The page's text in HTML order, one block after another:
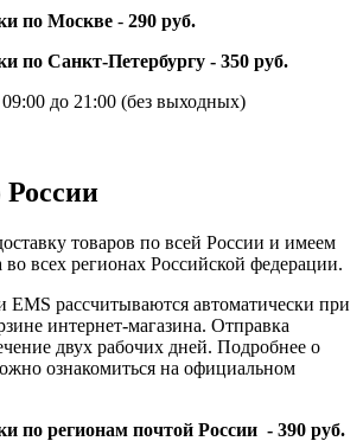
по Москве - 290 руб.
по Санкт-Петербургу - 350 руб.
09:00 до 21:00 (без выходных)
России
товаров по всей России и имеем
всех регионах Российской федерации.
EMS рассчитываются автоматически при
интернет-магазина. Отправка
двух рабочих дней. Подробнее о
ознакомиться на официальном
по регионам почтой России - 390 руб.